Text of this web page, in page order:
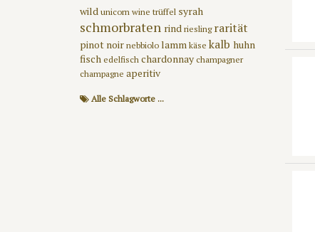
wild unicorn wine trüffel syrah
schmorbraten rind riesling rarität
pinot noir nebbiolo lamm käse kalb huhn
fisch edelfisch chardonnay champagner
champagne aperitiv
Alle Schlagworte ...